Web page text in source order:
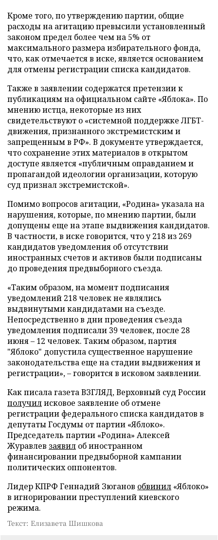
Кроме того, по утверждению партии, общие
расходы на агитацию превысили установленный
законом предел более чем на 5% от
максимального размера избирательного фонда,
что, как отмечается в иске, является основанием
для отмены регистрации списка кандидатов.
Также в заявлении содержатся претензии к
публикациям на официальном сайте «Яблока». По
мнению истца, некоторые из них
свидетельствуют о «системной поддержке ЛГБТ-
движения, признанного экстремистским и
запрещенным в РФ». В документе утверждается,
что сохранение этих материалов в открытом
доступе является «публичным оправданием и
пропагандой идеологии организации, которую
суд признал экстремистской».
Помимо вопросов агитации, «Родина» указала на
нарушения, которые, по мнению партии, были
допущены еще на этапе выдвижения кандидатов.
В частности, в иске говорится, что у 218 из 269
кандидатов уведомления об отсутствии
иностранных счетов и активов были подписаны
до проведения предвыборного съезда.
«Таким образом, на момент подписания
уведомлений 218 человек не являлись
выдвинутыми кандидатами на съезде.
Непосредственно в дни проведения съезда
уведомления подписали 39 человек, после 28
июня – 12 человек. Таким образом, партия
"Яблоко" допустила существенное нарушение
законодательства еще на стадии выдвижения и
регистрации», – говорится в исковом заявлении.
Как писала газета ВЗГЛЯД, Верховный суд России
получилисковое заявление об отмене
регистрации федерального списка кандидатов в
депутаты Госдумы от партии «Яблоко».
Председатель партии «Родина» Алексей
Журавлев заявил об иностранном
финансировании предвыборной кампании
политических оппонентов.
Лидер КПРФ Геннадий Зюганов обвинил «Яблоко»
в игнорировании преступлений киевского
режима.
Текст: Елизавета Шишкова